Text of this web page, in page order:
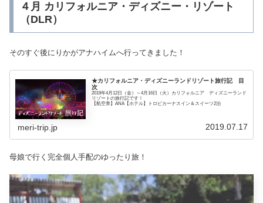
４月 カリフォルニア・ディズニー・リゾート
（DLR）
そのすぐ後にりかがアナハイムへ行ってきました！
★カリフォルニア・ディズニーランドリゾート旅行記 目
次
2019年4月12日（金）～4月16日（火）カリフォルニア ディズニーランド
リゾートの旅行記です！
【航空券】ANA【ホテル】トロピカーナスイン＆スイーツ2泊
meri-trip.jp 2019.07.17
母娘で行く完全個人手配のゆったり旅！